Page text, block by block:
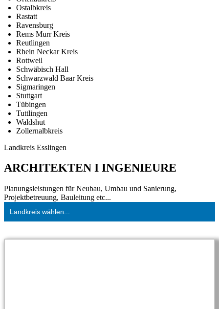
Ostalbkreis
Rastatt
Ravensburg
Rems Murr Kreis
Reutlingen
Rhein Neckar Kreis
Rottweil
Schwäbisch Hall
Schwarzwald Baar Kreis
Sigmaringen
Stuttgart
Tübingen
Tuttlingen
Waldshut
Zollernalbkreis
Landkreis Esslingen
ARCHITEKTEN I INGENIEURE
Planungsleistungen für Neubau, Umbau und Sanierung,
Projektbetreuung, Bauleitung etc...
Landkreis wählen...